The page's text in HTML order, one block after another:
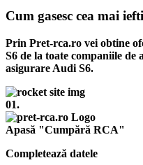
Cum gasesc cea mai
Prin Pret-rca.ro vei obtine
S6 de la toate companiile de
asigurare Audi S6.
01.
Apasă "Cumpără RCA"
Completează datele